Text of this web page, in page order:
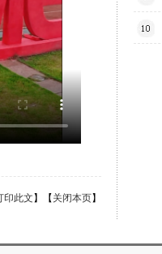
印此文 】【 关闭本页】